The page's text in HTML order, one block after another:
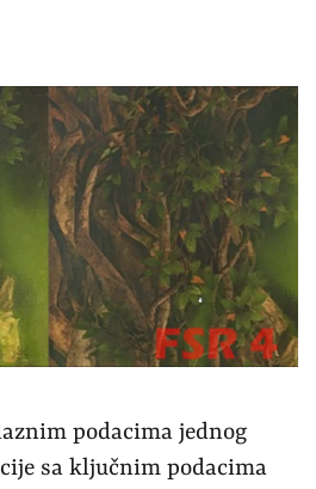
podacima jednog
sa ključnim podacima